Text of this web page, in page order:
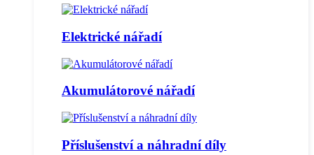
Elektrické nářadí
Akumulátorové nářadí
Příslušenství a náhradní díly